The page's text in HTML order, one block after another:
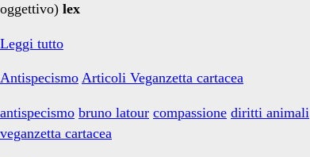
oggettivo) lex
Leggi tuttoLa
uccide?
Diritti
Antispecismo Articoli Veganzetta cartacea
antispecismo bruno latour compassione diritti animali
veganzetta cartacea